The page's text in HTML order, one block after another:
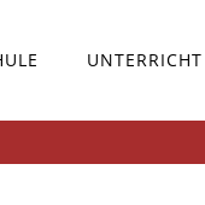
UNTERRICHT